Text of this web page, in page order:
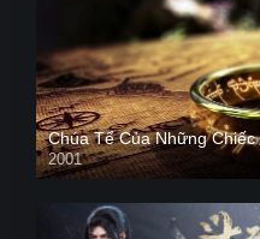
Chúa Tể Của Những Chiếc
2001